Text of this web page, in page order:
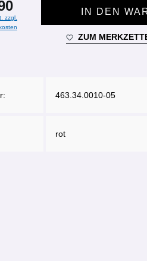
zzgl.
IN DEN
ZUM
463.34.0010-05
rot